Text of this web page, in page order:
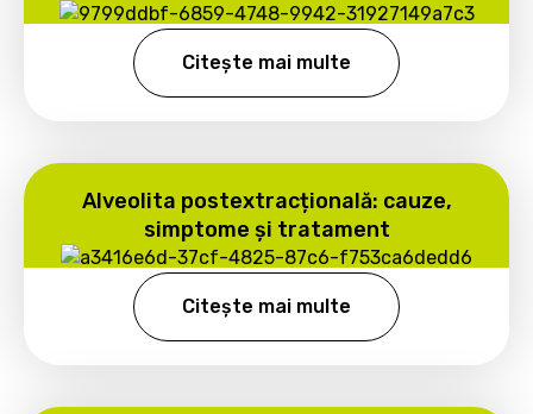
Citește mai multe
Alveolita postextracțională: cauze,
simptome și tratament
Citește mai multe